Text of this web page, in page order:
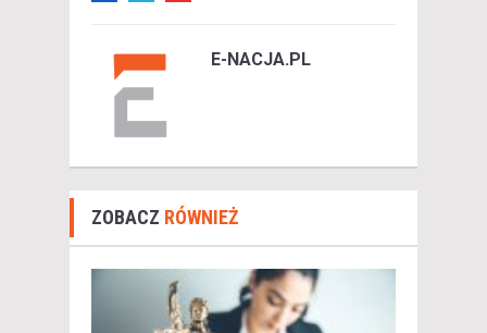
E-NACJA.PL
ZOBACZ RÓWNIEŻ